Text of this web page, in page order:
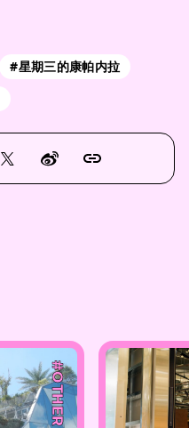
#星期三的康帕内拉
#OTHER